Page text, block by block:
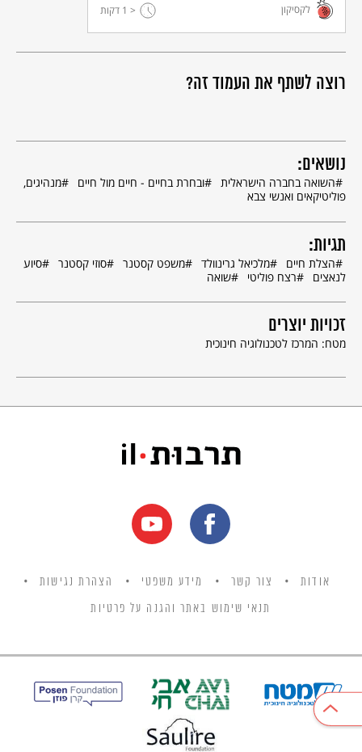
רוצה לשתף את העמוד זה?
כל חייו את המדינה מתוך תחושת אחריות ושליחות
לאומית.
לקסיקון < 1 דקות
נושאים:
השואה בחברה הישראלית ובחרת בחיים - חיים מול חיים
מנהיגים,
פוליטיקאים ואנשי צבא
תגיות:
הצלת חיים מלכיאל גרינוולד משפט קסטנר סוזי קסטנר
סיוע
לנאצים
רצח פוליטי שואה
זכויות יוצרים
מטח: המרכז לטכנולוגיה חינוכית
אודות צור קשר מידע משפטי הצהרת נגישות
תנאי שימוש באתר והגנה על פרטיות